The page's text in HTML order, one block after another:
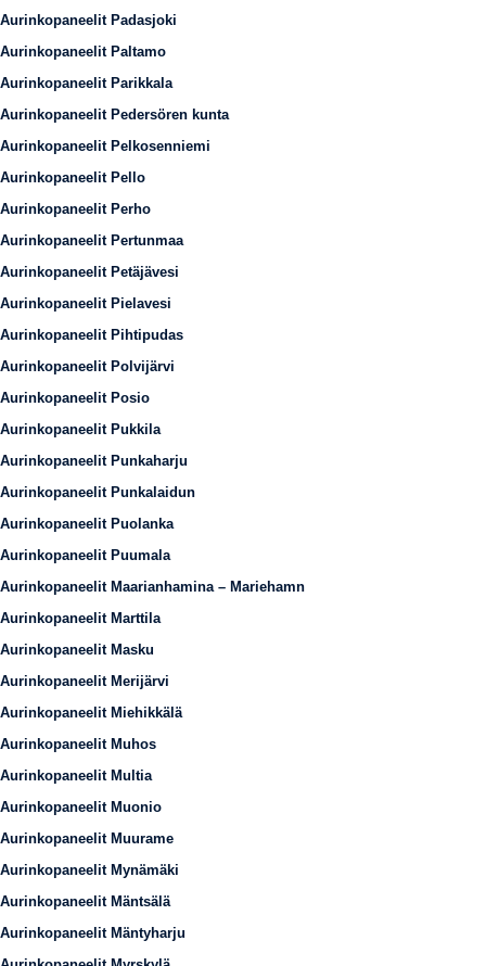
Aurinkopaneelit Padasjoki
Aurinkopaneelit Paltamo
Aurinkopaneelit Parikkala
Aurinkopaneelit Pedersören kunta
Aurinkopaneelit Pelkosenniemi
Aurinkopaneelit Pello
Aurinkopaneelit Perho
Aurinkopaneelit Pertunmaa
Aurinkopaneelit Petäjävesi
Aurinkopaneelit Pielavesi
Aurinkopaneelit Pihtipudas
Aurinkopaneelit Polvijärvi
Aurinkopaneelit Posio
Aurinkopaneelit Pukkila
Aurinkopaneelit Punkaharju
Aurinkopaneelit Punkalaidun
Aurinkopaneelit Puolanka
Aurinkopaneelit Puumala
Aurinkopaneelit Maarianhamina – Mariehamn
Aurinkopaneelit Marttila
Aurinkopaneelit Masku
Aurinkopaneelit Merijärvi
Aurinkopaneelit Miehikkälä
Aurinkopaneelit Muhos
Aurinkopaneelit Multia
Aurinkopaneelit Muonio
Aurinkopaneelit Muurame
Aurinkopaneelit Mynämäki
Aurinkopaneelit Mäntsälä
Aurinkopaneelit Mäntyharju